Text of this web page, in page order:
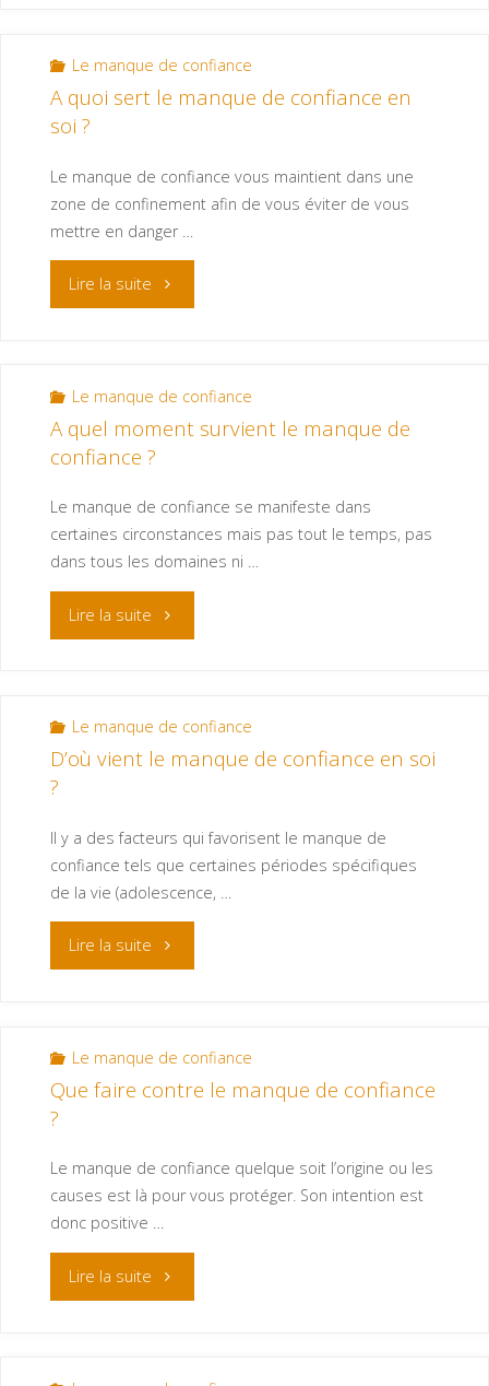
Le manque de confiance
A quoi sert le manque de confiance en
soi ?
Le manque de confiance vous maintient dans une
zone de confinement afin de vous éviter de vous
mettre en danger …
Lire la suite
Le manque de confiance
A quel moment survient le manque de
confiance ?
Le manque de confiance se manifeste dans
certaines circonstances mais pas tout le temps, pas
dans tous les domaines ni …
Lire la suite
Le manque de confiance
D’où vient le manque de confiance en soi
?
Il y a des facteurs qui favorisent le manque de
confiance tels que certaines périodes spécifiques
de la vie (adolescence, …
Lire la suite
Le manque de confiance
Que faire contre le manque de confiance
?
Le manque de confiance quelque soit l’origine ou les
causes est là pour vous protéger. Son intention est
donc positive …
Lire la suite